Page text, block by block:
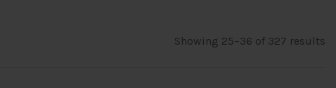
Showing 25–36 of 327 results